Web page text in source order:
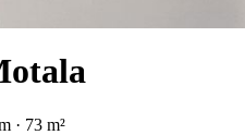
· 73 m²